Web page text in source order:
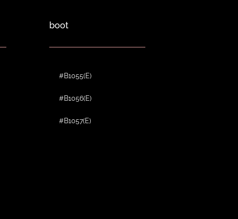
boot
#B1055(E)
#B1056(E)
#B1057(E)